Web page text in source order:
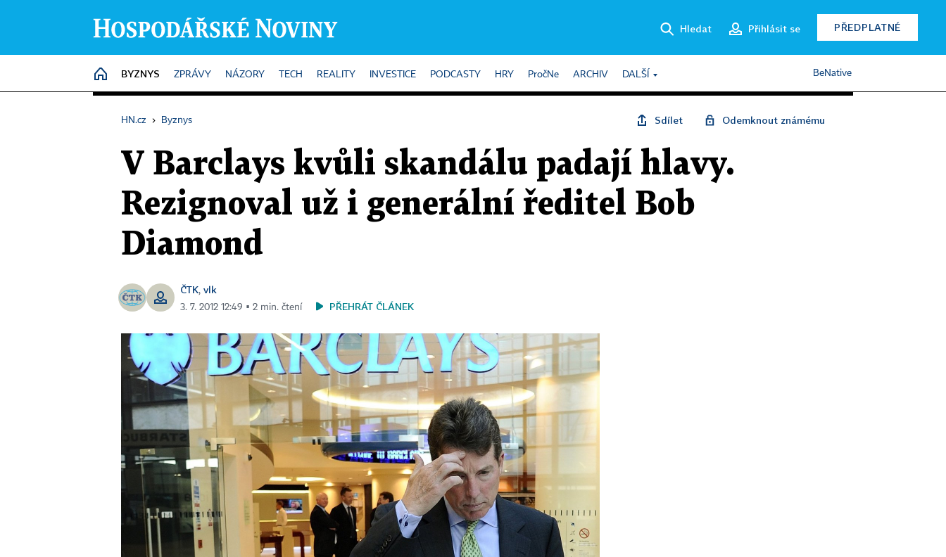
Hledat Přihlásit se PŘEDPLATNÉ
HOME
BYZNYS ZPRÁVY NÁZORY TECH REALITY INVESTICE PODCASTY HRY PročNe ARCHIV DALŠÍ BeNative
HN.cz › Byznys Sdílet Odemknout známému
V Barclays kvůli skandálu padají hlavy.
Rezignoval už i generální ředitel Bob
Diamond
ČTK, vlk
3. 7. 2012 12:49 ▪ 2 min. čtení PŘEHRÁT ČLÁNEK